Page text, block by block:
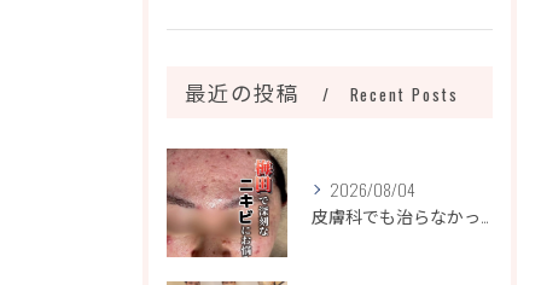
最近の投稿 Recent Posts
2026/08/04
皮膚科でも治らなかったニキビ、諦めるのはまだ早いです！